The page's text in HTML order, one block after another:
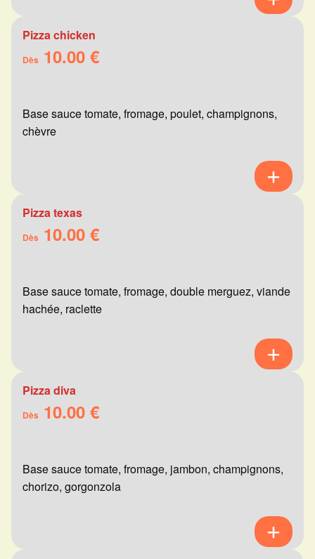
Pizza chicken
Dès 10.00 €
Base sauce tomate, fromage, poulet, champignons,
chèvre
Pizza texas
Dès 10.00 €
Base sauce tomate, fromage, double merguez, viande
hachée, raclette
Pizza diva
Dès 10.00 €
Base sauce tomate, fromage, jambon, champignons,
chorizo, gorgonzola